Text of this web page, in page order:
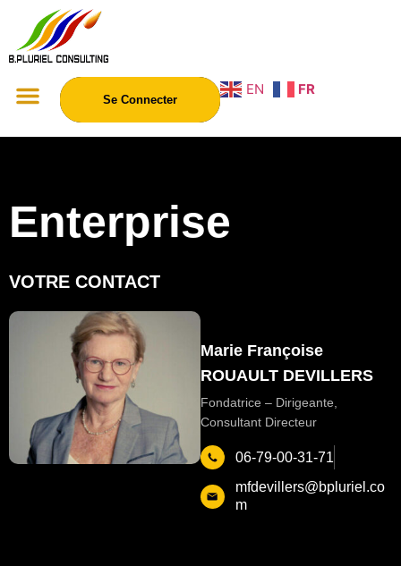
Se Connecter
EN FR
Enterprise
VOTRE CONTACT
Marie Françoise
ROUAULT DEVILLERS
Fondatrice – Dirigeante,
Consultant Directeur
06-79-00-31-71
mfdevillers@bpluriel.co
m